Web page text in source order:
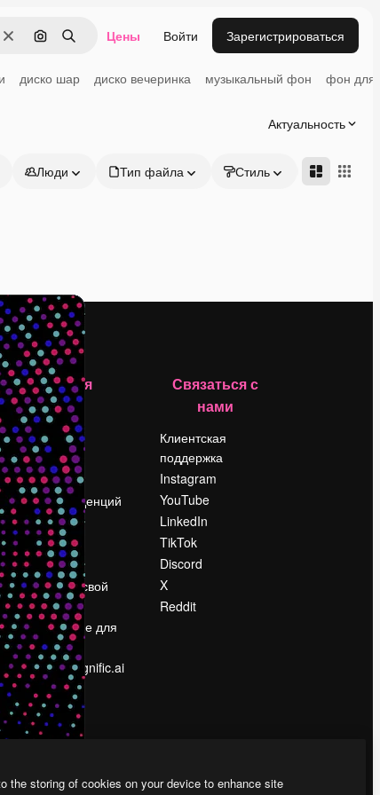
ОчиститьПоиск по изображению
Поиск Цены Войти Зарегистрироваться
диско шар диско вечеринка музыкальный фон фон для
Актуальность
Люди Тип файла Стиль Адвансд
Компания
Цены
О нас
Reviews
Вакансии
Поиск тенденций
Блог
События
Slidesgo
Продайте свой
контент
Помещение для
прессы
Ищете magnific.ai
Связаться с
нами
Клиентская
поддержка
Instagram
YouTube
LinkedIn
TikTok
Discord
X
Reddit
the storing of cookies on your device to enhance site